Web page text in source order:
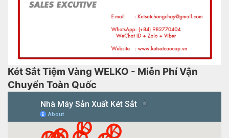
Két Sắt Tiệm Vàng WELKO - Miễn Phí Vận
Chuyển Toàn Quốc